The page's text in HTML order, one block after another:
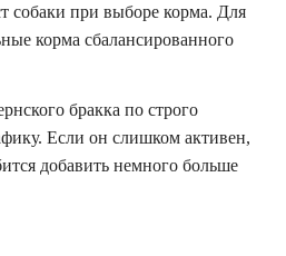
собаки при выборе корма. Для
корма сбалансированного
бракка по строго
Если он слишком активен,
добавить немного больше